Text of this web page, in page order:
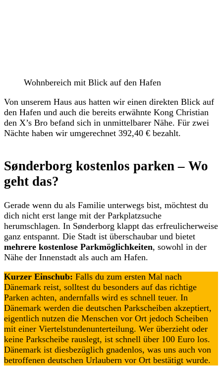
Wohnbereich mit Blick auf den Hafen
Von unserem Haus aus hatten wir einen direkten Blick auf
den Hafen und auch die bereits erwähnte Kong Christian
den X’s Bro befand sich in unmittelbarer Nähe. Für zwei
Nächte haben wir umgerechnet 392,40 € bezahlt.
Sønderborg kostenlos parken – Wo
geht das?
Gerade wenn du als Familie unterwegs bist, möchtest du
dich nicht erst lange mit der Parkplatzsuche
herumschlagen. In Sønderborg klappt das erfreulicherweise
ganz entspannt. Die Stadt ist überschaubar und bietet
mehrere kostenlose Parkmöglichkeiten, sowohl in der
Nähe der Innenstadt als auch am Hafen.
Kurzer Einschub: Falls du zum ersten Mal nach
Dänemark reist, solltest du besonders auf das richtige
Parken achten, andernfalls wird es schnell teuer. In
Dänemark werden die deutschen Parkscheiben akzeptiert,
eigentlich nutzen die Menschen vor Ort jedoch Scheiben
mit einer Viertelstundenunterteilung. Wer überzieht oder
keine Parkscheibe rauslegt, ist schnell über 100 Euro los.
Dänemark ist diesbezüglich gnadenlos, was uns auch von
betroffenen deutschen Urlaubern vor Ort bestätigt wurde.